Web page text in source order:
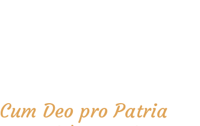
Cum Deo pro Patria